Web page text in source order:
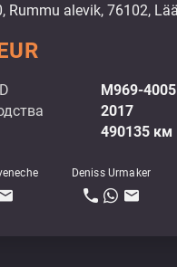
M969-4005
2017
490135 км
Deniss Urmaker